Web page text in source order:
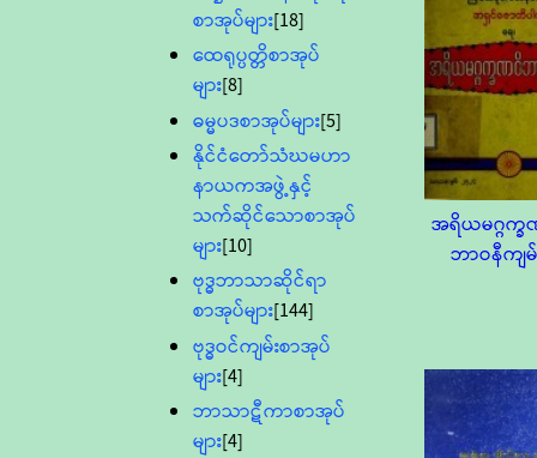
စာအုပ်များ[18]
ထေရုပ္ပတ္တိစာအုပ်
များ[8]
ဓမ္မပဒစာအုပ်များ[5]
နိုင်ငံတော်သံဃမဟာ
နာယကအဖွဲ့နှင့်
သက်ဆိုင်သောစာအုပ်
များ[10]
ဗုဒ္ဓဘာသာဆိုင်ရာ
စာအုပ်များ[144]
ဗုဒ္ဓဝင်ကျမ်းစာအုပ်
များ[4]
ဘာသာဋီကာစာအုပ်
များ[4]
အရိယမဂ္ဂက္
ဘာဝနီကျမ်